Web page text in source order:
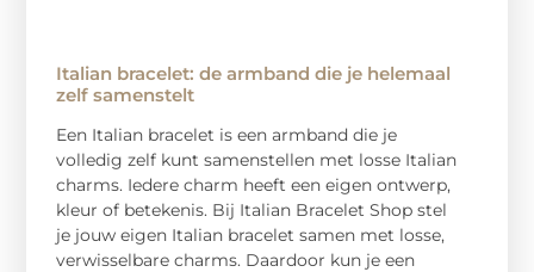
Italian bracelet: de armband die je helemaal
zelf samenstelt
Een Italian bracelet is een armband die je
volledig zelf kunt samenstellen met losse Italian
charms. Iedere charm heeft een eigen ontwerp,
kleur of betekenis. Bij Italian Bracelet Shop stel
je jouw eigen Italian bracelet samen met losse,
verwisselbare charms. Daardoor kun je een